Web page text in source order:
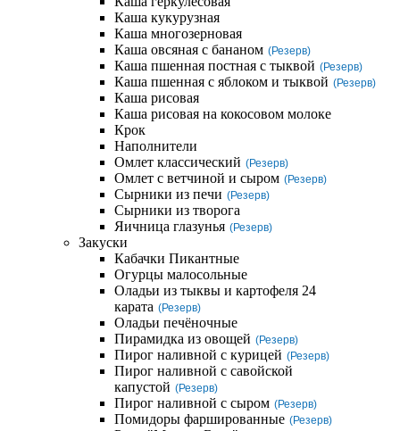
Каша кукурузная
Каша многозерновая
Каша овсяная с бананом (Резерв)
Каша пшенная постная с тыквой (Резерв)
Каша пшенная с яблоком и тыквой (Резерв)
Каша рисовая
Каша рисовая на кокосовом молоке
Крок
Наполнители
Омлет классический (Резерв)
Омлет с ветчиной и сыром (Резерв)
Сырники из печи (Резерв)
Сырники из творога
Яичница глазунья (Резерв)
Закуски
Кабачки Пикантные
Огурцы малосольные
Оладьи из тыквы и картофеля 24
карата (Резерв)
Оладьи печёночные
Пирамидка из овощей (Резерв)
Пирог наливной с курицей (Резерв)
Пирог наливной с савойской
капустой (Резерв)
Пирог наливной с сыром (Резерв)
Помидоры фаршированные (Резерв)